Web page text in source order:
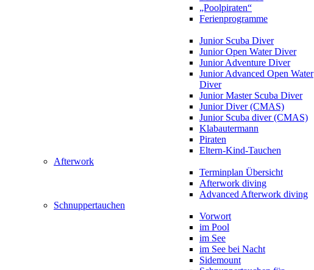
„Poolpiraten“
Ferienprogramme
Junior Scuba Diver
Junior Open Water Diver
Junior Adventure Diver
Junior Advanced Open Water
Diver
Junior Master Scuba Diver
Junior Diver (CMAS)
Junior Scuba diver (CMAS)
Klabautermann
Piraten
Eltern-Kind-Tauchen
Afterwork
Terminplan Übersicht
Afterwork diving
Advanced Afterwork diving
Schnuppertauchen
Vorwort
im Pool
im See
im See bei Nacht
Sidemount